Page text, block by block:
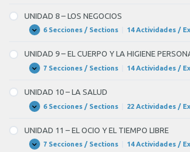
–
LOS
BANCOS
UNIDAD 8 – LOS NEGOCIOS
Expandir
UNIDAD
–
LOS
NEGOCIOS
6 Secciones / Sections 14 Actividades /
UNIDAD 9 – EL CUERPO Y LA HIGIENE
Expandir
UNIDAD
–
EL
CUERPO
Y
HIGIENE
PERSONAL
7 Secciones / Sections 14 Actividades /
UNIDAD 10 – LA SALUD
Expandir
UNIDAD
–
LA
SALUD
6 Secciones / Sections 22 Actividades /
UNIDAD 11 – EL OCIO Y EL TIEMPO LIBRE
Expandir
UNIDAD7 Secciones / Sections 14 Actividades /